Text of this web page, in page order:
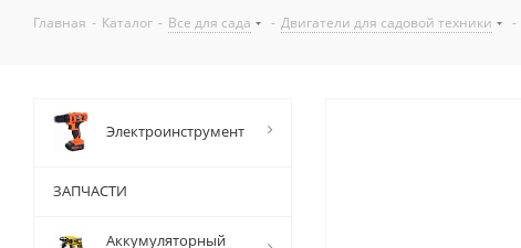
Главная - Каталог - Все для сада - Двигатели для садовой техники -
Электроинструмент
ЗАПЧАСТИ
Аккумуляторный